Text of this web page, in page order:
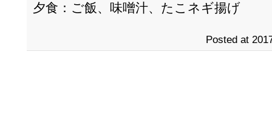
夕食：ご飯、味噌汁、たこネギ揚げ
Posted at